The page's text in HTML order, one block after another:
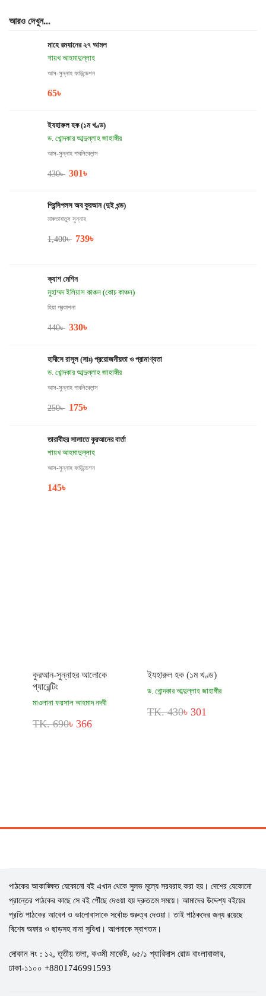
আরও দেখুন...
মাহে রমযানের ২৭ আমল
শায়খ আহমাদুল্লাহ
আস-সুন্নাহ ফাউন্ডেশন
65৳
ইযহারুল হক (১ম খণ্ড)
ড. খোন্দকার আব্দুল্লাহ জাহাঙ্গীর
আস-সুন্নাহ পাবলিকেশন্স
430৳ 301৳
প্রিন্সিপলস অব কুরআন (দুই খন্ড)
মাকতাবাতুস সুন্নাহ
1,400৳ 739৳
ক্যাশ মেশিন
মুহাম্মদ ইলিয়াস কাঞ্চন (কোচ কাঞ্চন)
হিয়া প্রকাশনা
440৳ 330৳
হাদীসে রাসূল (সাঃ) প্রয়োজনীয়তা ও প্রামাণ্যতা
ড. খোন্দকার আব্দুল্লাহ জাহাঙ্গীর
আস-সুন্নাহ পাবলিকেশন্স
250৳ 175৳
তারাবীহর সালাতে কুরআনের বার্তা
শায়খ আহমাদুল্লাহ
আস-সুন্নাহ ফাউন্ডেশন
145৳
কুরআন-সুন্নাহর আলোকে
প্যারেন্টিং
মাওলানা ফয়সাল আহমাদ নদবী
TK. 690৳ 366
ইযহারুল হক (১ম খণ্ড)
ড. খোন্দকার আব্দুল্লাহ জাহাঙ্গীর
TK. 430৳ 301
পাঠকের আকাঙ্ক্ষিত যেকোনো বই এখান থেকে সুলভ মূল্যে সরবরাহ করা হয়। দেশের যেকোনো
প্রান্তের পাঠকের কাছে সে বই পৌঁছে দেওয়া হয় দ্রুততম সময়ে। আমাদের উদ্দেশ্য বইয়ের
প্রতি পাঠকের আবেগ ও ভালোবাসাকে সর্বোচ্চ গুরুত্ব দেওয়া। তাই পাঠকদের জন্য রয়েছে
বিশেষ অফার ও ছাড়সহ নানা সুবিধা। আপনাকে স্বাগতম।
দোকান নং : ১২, তৃতীয় তলা, কওমী মার্কেট, ৬৫/১ প্যারিদাস রোড বাংলাবাজার,
ঢাকা-১১০০ +8801746991593